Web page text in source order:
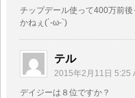
チップデール使って400万前
かねぇ(´-ω-`)
テル
2015年2月11日 5:25
デイジーは８位ですか？